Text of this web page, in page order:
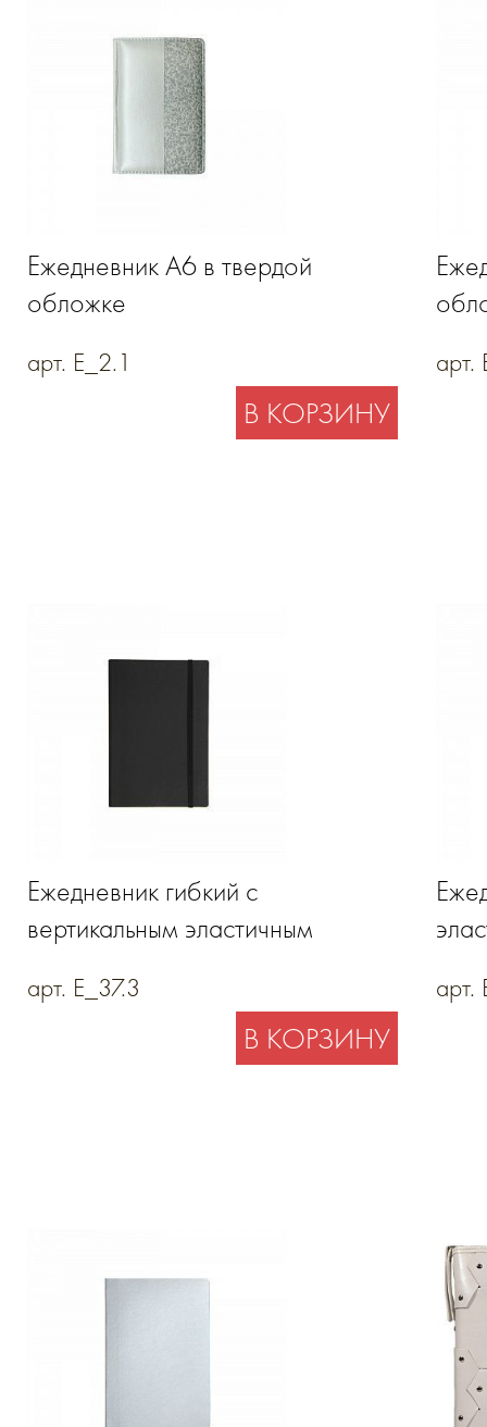
Ежедневник А6 в твердой
обложке
арт. E_2.1
В КОРЗИНУ
арт.
Ежедневник гибкий с
вертикальным эластичным
арт. E_37.3
В КОРЗИНУ
арт.